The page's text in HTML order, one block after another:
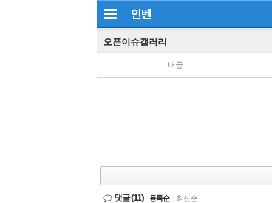
인벤
오픈이슈갤러리
내글
댓글(11) 등록순 최신순